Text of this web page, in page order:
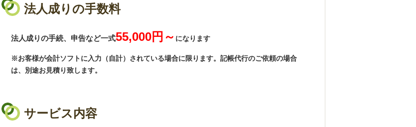
法人成りの手数料
法人成りの手続、申告など一式55,000円 ～ になります
※お客様が会計ソフトに入力（自計）されている場合に限ります。記帳代行のご依頼の場合
は、別途お見積り致します。
サービス内容